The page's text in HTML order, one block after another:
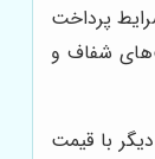
پرداخت
شفاف و
با قیمت